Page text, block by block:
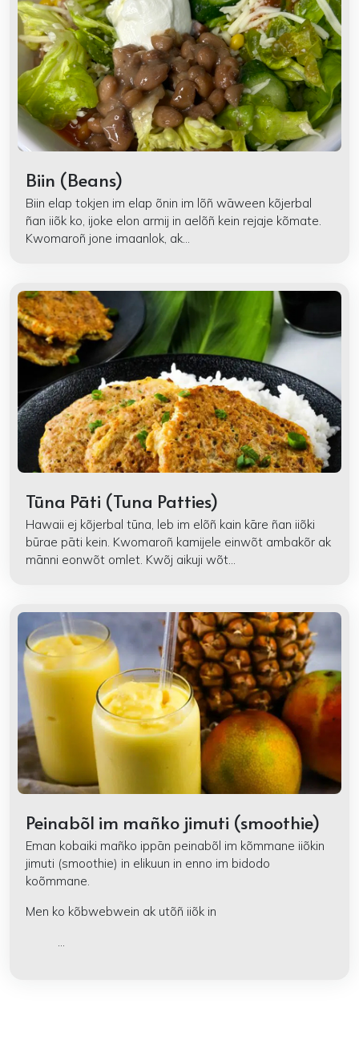
Biin (Beans)
Biin elap tokjen im elap õnin im lõñ wāween kõjerbal
ñan iiõk ko, ijoke elon armij in aelõñ kein rejaje kõmate.
Kwomaroñ jone imaanlok, ak...
Tūna Pāti (Tuna Patties)
Hawaii ej kõjerbal tūna, leb im elõñ kain kāre ñan iiõki
būrae pāti kein. Kwomaroñ kamijele einwõt ambakõr ak
mānni eonwõt omlet. Kwõj aikuji wõt...
Peinabõl im mañko jimuti (smoothie)
Eman kobaiki mañko ippān peinabõl im kõmmane iiõkin
jimuti (smoothie) in elikuun in enno im bidodo
koõmmane.
Men ko kõbwebwein ak utõñ iiõk in
...